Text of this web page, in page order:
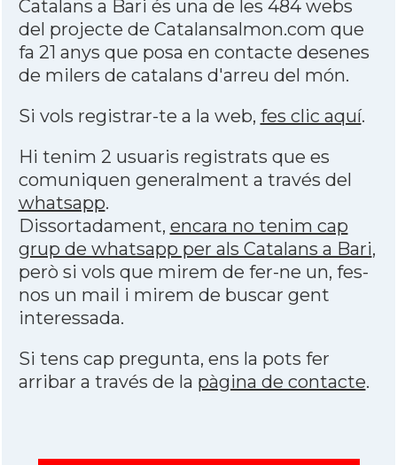
Catalans a Bari és una de les 484 webs
del projecte de Catalansalmon.com que
fa 21 anys que posa en contacte desenes
de milers de catalans d'arreu del món.
Si vols registrar-te a la web, fes clic aquí.
Hi tenim 2 usuaris registrats que es
comuniquen generalment a través del
whatsapp.
Dissortadament, encara no tenim cap
grup de whatsapp per als Catalans a Bari,
però si vols que mirem de fer-ne un, fes-
nos un mail i mirem de buscar gent
interessada.
Si tens cap pregunta, ens la pots fer
arribar a través de la pàgina de contacte.